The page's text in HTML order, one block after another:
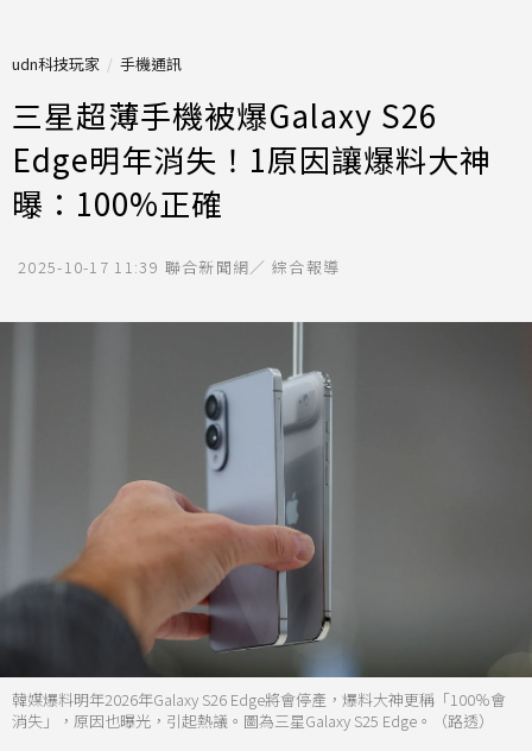
udn科技玩家 手機通訊
三星超薄手機被爆Galaxy S26
Edge明年消失！1原因讓爆料大神
曝：100%正確
2025-10-17 11:39 聯合新聞網／ 綜合報導
韓媒爆料明年2026年Galaxy S26 Edge將會停產，爆料大神更稱「100％會
消失」，原因也曝光，引起熱議。圖為三星Galaxy S25 Edge。（路透）